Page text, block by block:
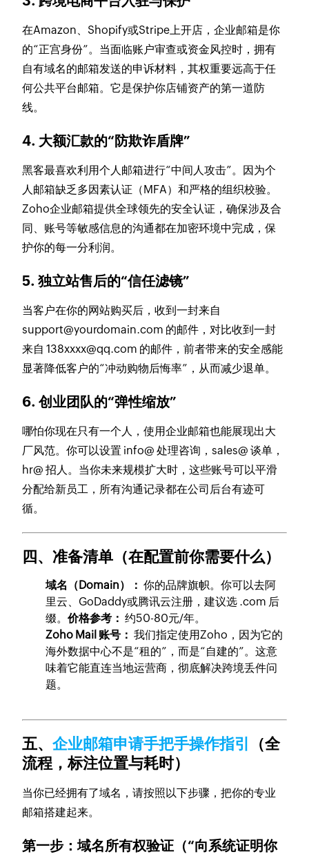
在Amazon、Shopify或Stripe上开店，企业邮箱是你
的“正宫身份”。当面临账户审查或资金风控时，拥有
自有域名的邮箱发送的申诉材料，其权重要远高于任
何公共平台邮箱。它是保护你店铺资产的第一道防
线。
4. 大额汇款的“防欺诈盾牌”
黑客最喜欢利用个人邮箱进行“中间人攻击”。因为个
人邮箱缺乏多因素认证（MFA）和严格的组织校验。
Zoho企业邮箱提供全球领先的安全认证，确保涉及合
同、账号等敏感信息的沟通都在加密环境中完成，保
护你的每一分利润。
5. 独立站售后的“信任滤镜”
当客户在你的网站购买后，收到一封来自
support@yourdomain.com 的邮件，对比收到一封
来自138xxxx@qq.com 的邮件，前者带来的安全感能
显著降低客户的“冲动购物后悔率”，从而减少退单。
6. 创业团队的“弹性缩放”
哪怕你现在只有一个人，使用企业邮箱也能展现出大
厂风范。你可以设置 info@ 处理咨询，sales@ 谈单，
hr@ 招人。当你未来规模扩大时，这些账号可以平滑
分配给新员工，所有沟通记录都在公司后台有迹可
循。
四、准备清单（在配置前你需要什么）
域名（Domain）： 你的品牌旗帜。你可以去阿
里云、GoDaddy或腾讯云注册，建议选 .com 后
缀。价格参考： 约50-80元/年。
Zoho Mail 账号： 我们指定使用Zoho，因为它的
海外数据中心不是“租的”，而是“自建的”。这意
味着它能直连当地运营商，彻底解决跨境丢件问
题。
五、企业邮箱申请手把手操作指引
（全
流程，标注位置与耗时）
当你已经拥有了域名，请按照以下步骤，把你的专业
邮箱搭建起来。
第一步：域名所有权验证（“向系统证明你